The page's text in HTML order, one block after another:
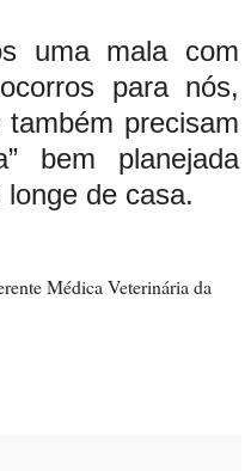
uma mala com
para nós,
precisam
bem planejada
de casa.
Médica Veterinária da